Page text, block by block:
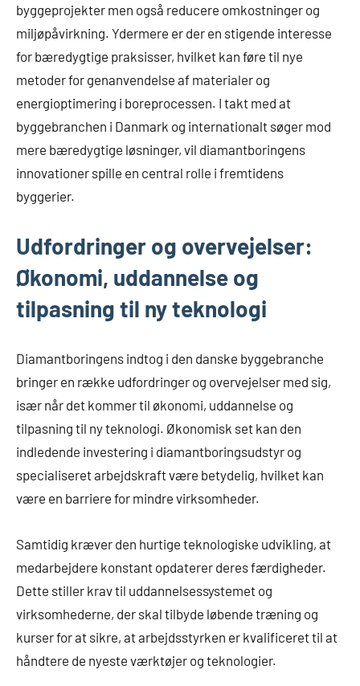
byggeprojekter men også reducere omkostninger og
miljøpåvirkning. Ydermere er der en stigende interesse
for bæredygtige praksisser, hvilket kan føre til nye
metoder for genanvendelse af materialer og
energioptimering i boreprocessen. I takt med at
byggebranchen i Danmark og internationalt søger mod
mere bæredygtige løsninger, vil diamantboringens
innovationer spille en central rolle i fremtidens
byggerier.
Udfordringer og overvejelser:
Økonomi, uddannelse og
tilpasning til ny teknologi
Diamantboringens indtog i den danske byggebranche
bringer en række udfordringer og overvejelser med sig,
især når det kommer til økonomi, uddannelse og
tilpasning til ny teknologi. Økonomisk set kan den
indledende investering i diamantboringsudstyr og
specialiseret arbejdskraft være betydelig, hvilket kan
være en barriere for mindre virksomheder.
Samtidig kræver den hurtige teknologiske udvikling, at
medarbejdere konstant opdaterer deres færdigheder.
Dette stiller krav til uddannelsessystemet og
virksomhederne, der skal tilbyde løbende træning og
kurser for at sikre, at arbejdsstyrken er kvalificeret til at
håndtere de nyeste værktøjer og teknologier.